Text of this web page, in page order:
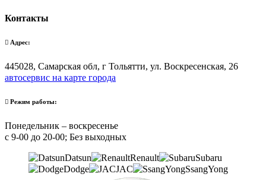
Контакты
Адрес:
445028, Самарская обл, г Тольятти, ул. Воскресенская, 26
автосервис на карте города
Режим работы:
Понедельник – воскресенье
с 9-00 до 20-00; Без выходных
Datsun Renault
Subaru
Dodge
JAC SsangYong